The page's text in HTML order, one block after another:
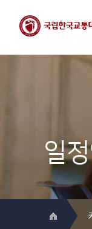
한국교
대학
일